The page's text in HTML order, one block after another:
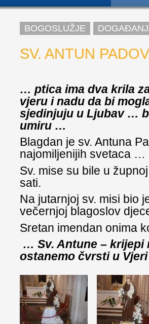
BOGOSLUŽJE
SV. ANTUN
… ptica ima dva krila
vjeru i nadu da bi
sjedinjuju u Ljubav …
umiru …
Blagdan je sv. Antuna
najomiljenijih svetaca …
Sv. mise su bile u
sati.
Na jutarnjoj sv. misi bio
večernjoj blagoslov
Sretan imendan onima
… Sv. Antune – krijepi
ostanemo čvrsti u